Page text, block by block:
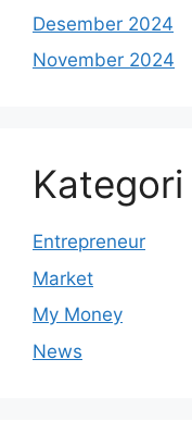
Desember 2024
November 2024
Kategori
Entrepreneur
Market
My Money
News